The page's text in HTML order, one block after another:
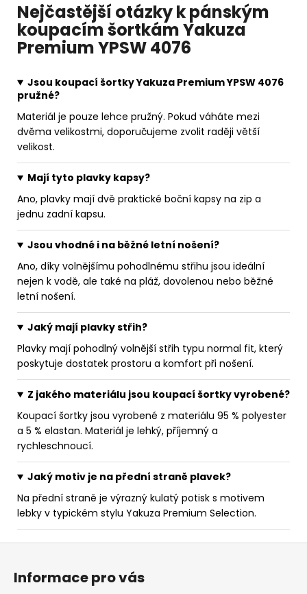
Nejčastější otázky k pánským
koupacím šortkám Yakuza
Premium YPSW 4076
Jsou koupací šortky Yakuza Premium YPSW 4076
pružné?
Materiál je pouze lehce pružný. Pokud váháte mezi
dvěma velikostmi, doporučujeme zvolit raději větší
velikost.
Mají tyto plavky kapsy?
Ano, plavky mají dvě praktické boční kapsy na zip a
jednu zadní kapsu.
Jsou vhodné i na běžné letní nošení?
Ano, díky volnějšímu pohodlnému střihu jsou ideální
nejen k vodě, ale také na pláž, dovolenou nebo běžné
letní nošení.
Jaký mají plavky střih?
Plavky mají pohodlný volnější střih typu normal fit, který
poskytuje dostatek prostoru a komfort při nošení.
Z jakého materiálu jsou koupací šortky vyrobené?
Koupací šortky jsou vyrobené z materiálu 95 % polyester
a 5 % elastan. Materiál je lehký, příjemný a
rychleschnoucí.
Jaký motiv je na přední straně plavek?
Na přední straně je výrazný kulatý potisk s motivem
lebky v typickém stylu Yakuza Premium Selection.
Informace pro vás